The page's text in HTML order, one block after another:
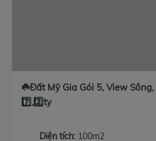
☘️Đất Mỹ Gia Gói 5, View
7️⃣,2️⃣ty
Diện tích: 100m2